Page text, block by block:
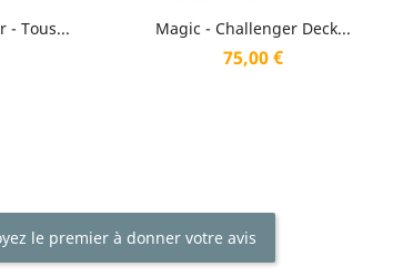
- Tous... Magic - Challenger Deck...
Prix
75,00 €
 Aperçu rapide
le premier à donner votre avis